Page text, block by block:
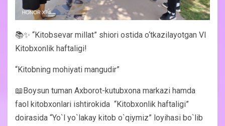
📚✨ “Kitobsevar millat” shiori ostida o‘tkazilayotgan VI
Kitobxonlik haftaligi!
“Kitobning mohiyati mangudir”
📖Boysun tuman Axborot-kutubxona markazi hamda
faol kitobxonlari ishtirokida “Kitobxonlik haftaligi”
doirasida “Yo`l yo`lakay kitob o`qiymiz” loyihasi bo`lib